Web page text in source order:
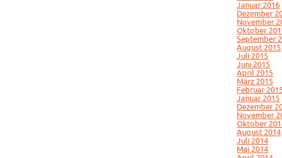
Januar 2016
Dezember
November
Oktober
September
August 2015
Juli 2015
Juni 2015
April 2015
März 2015
Februar
Januar 2015
Dezember
November
Oktober
August 2014
Juli 2014
Mai 2014